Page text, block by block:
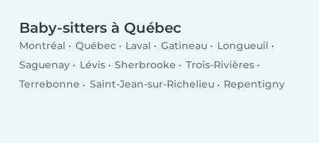
Baby-sitters à Québec
Montréal Québec Laval Gatineau
Longueuil
Saguenay
Lévis Sherbrooke
Trois-Rivières
Terrebonne
Saint-Jean-sur-Richelieu Repentigny